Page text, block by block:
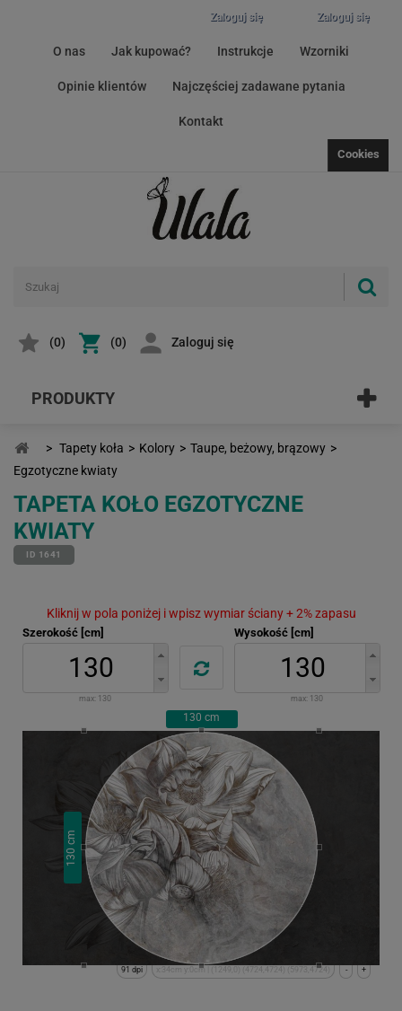
Zaloguj się
Zaloguj się
O nas Jak kupować? Instrukcje Wzorniki
Opinie klientów Najczęściej zadawane pytania
Kontakt
Cookies
(0) (0) Zaloguj się
PRODUKTY
> Tapety koła > Kolory > Taupe, beżowy, brązowy >
Egzotyczne kwiaty
TAPETA KOŁO EGZOTYCZNE
KWIATY
ID 1641
Kliknij w pola poniżej i wpisz wymiar ściany + 2% zapasu
Szerokość [cm]
max: 130
Wysokość [cm]
max: 130
130 cm
130
cm
+
-
x:34cm y:0cm | (1249,0) (4724,4724) (5973,4724)
91 dpi